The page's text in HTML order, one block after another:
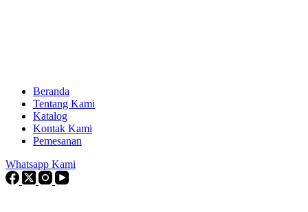
Beranda
Tentang Kami
Katalog
Kontak Kami
Pemesanan
Whatsapp Kami